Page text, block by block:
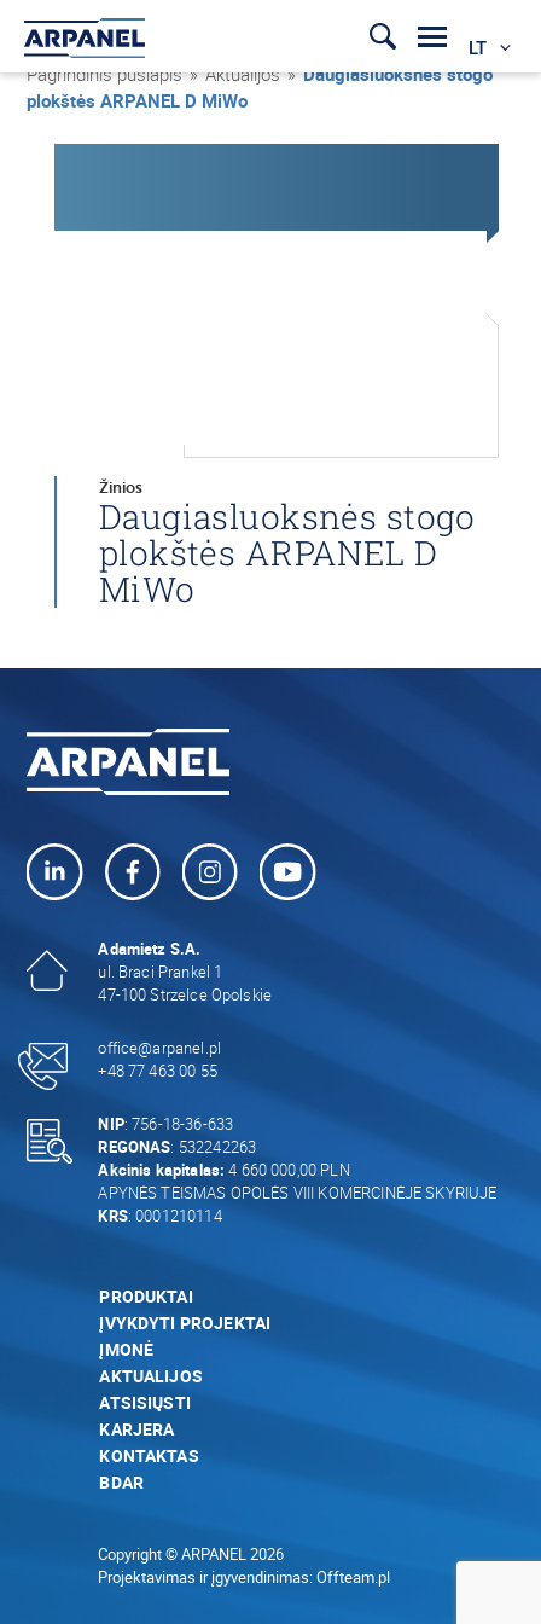
LT
Pagrindinis puslapis » Aktualijos »Daugiasluoksnės stogo
plokštės ARPANEL D MiWo
Žinios
Daugiasluoksnės stogo
plokštės ARPANEL D
MiWo
Adamietz S.A.
ul. Braci Prankel 1
47-100 Strzelce Opolskie
office@arpanel.pl
+48 77 463 00 55
NIP: 756-18-36-633
REGONAS: 532242263
Akcinis kapitalas: 4 660 000,00 PLN
APYNĖS TEISMAS OPOLĖS VIII KOMERCINĖJE SKYRIUJE
KRS: 0001210114
PRODUKTAI
ĮVYKDYTI PROJEKTAI
ĮMONĖ
AKTUALIJOS
ATSISIŲSTI
KARJERA
KONTAKTAS
BDAR
Copyright © ARPANEL 2026
Projektavimas ir įgyvendinimas:Offteam.pl